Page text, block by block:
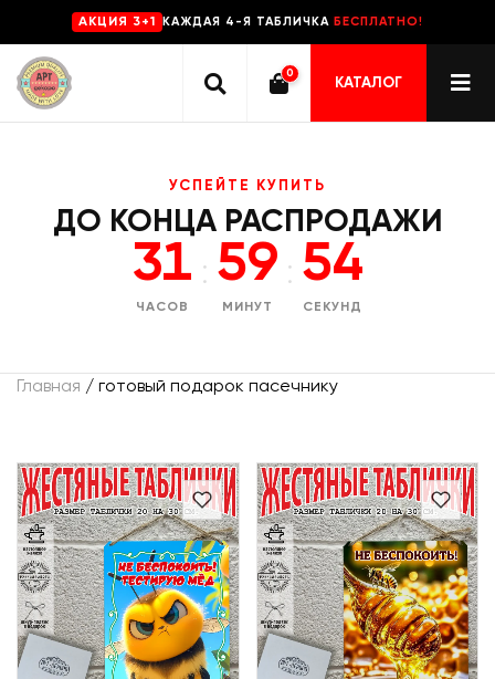
AKЦИЯ 3+1 КАЖДАЯ 4-Я ТАБЛИЧКА БЕСПЛАТНО!
0
КАТАЛОГ
УСПЕЙТЕ КУПИТЬ
ДО КОНЦА РАСПРОДАЖИ
31
ЧАСОВ
: 59
МИНУТ
: 53
СЕКУНД
Главная / готовый подарок пасечнику